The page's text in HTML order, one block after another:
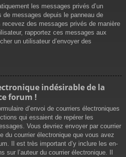
les messages privés d’un
messages depuis le panneau de
recevez des messages privés de manière
rapportez ces messages aux
un utilisateur d’envoyer des
indésirable de la
forum !
d’envoi de courriers électroniques
qui essaient de repérer les
Vous devriez envoyer par courrier
du courrier électronique que vous avez
Il est très important d’y inclure les en-
sur l’auteur du courrier électronique. Il